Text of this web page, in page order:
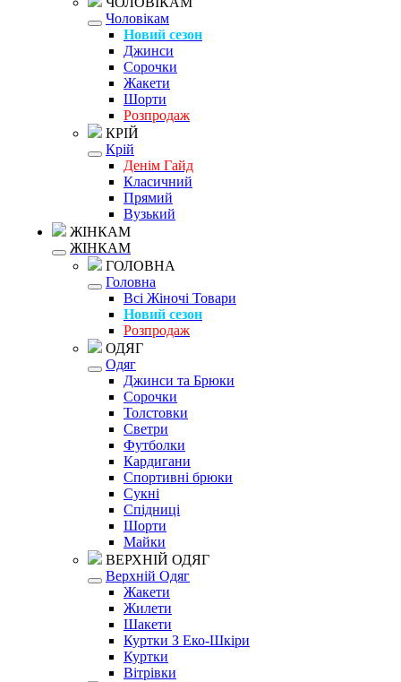
Чоловікам
Новий сезон
Джинси
Сорочки
Жакети
Шорти
Розпродаж
КРІЙ
Крій
Денім Гайд
Класичний
Прямий
Вузький
ЖІНКАМ
ЖІНКАМ
ГОЛОВНА
Головна
Всі Жіночі Товари
Новий сезон
Розпродаж
ОДЯГ
Одяг
Джинси та Брюки
Сорочки
Толстовки
Светри
Футболки
Кардигани
Спортивні брюки
Сукні
Спідниці
Шорти
Майки
ВЕРХНІЙ ОДЯГ
Верхній Одяг
Жакети
Жилети
Шакети
Куртки З Еко-Шкіри
Куртки
Вітрівки